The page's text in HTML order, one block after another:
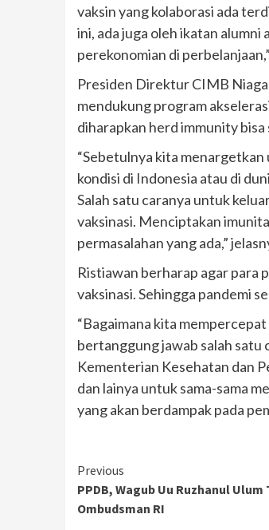
vaksin yang kolaborasi ada
ini, ada juga oleh ikatan alumni
perekonomian di
Presiden Direktur CIMB
mendukung program
diharapkan herd immunity
“Sebetulnya kita
kondisi di Indonesia atau di
Salah satu caranya untuk
vaksinasi. Menciptakan
permasalahan yang ada,”
Ristiawan berharap agar para
vaksinasi. Sehingga pandemi
“Bagaimana kita
bertanggung jawab salah satu
Kementerian Kesehatan dan
dan lainya untuk sama-sama
yang akan berdampak pada
Continue
Reading
Previous
PPDB, Wagub Uu Ruzhanul
Ombudsman RI